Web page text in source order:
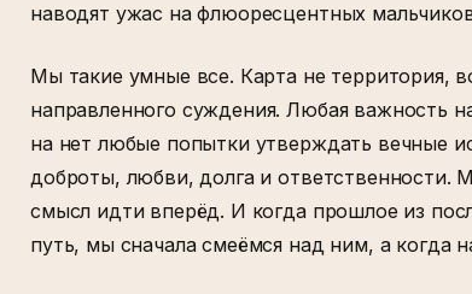
наводят ужас на флюоресцентных
Мы такие умные все. Карта не территория,
направленного суждения. Любая важность
на нет любые попытки утверждать вечные
доброты, любви, долга и ответственности.
смысл идти вперёд. И когда прошлое из
путь, мы сначала смеёмся над ним, а когда